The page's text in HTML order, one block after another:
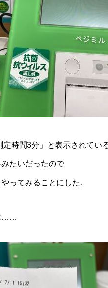
定時間3分」と表示されてい
たいだったので
ってみることにした。
……